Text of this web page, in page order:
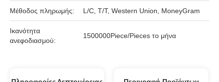
Μέθοδος πληρωμής: L/C, T/T, Western Union, MoneyGram
Ικανότητα
ανεφοδιασμού:
1500000Piece/Pieces το μήνα